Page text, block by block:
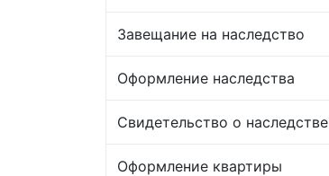
Завещание на наследство
Оформление наследства
Свидетельство о наследстве
Оформление квартиры